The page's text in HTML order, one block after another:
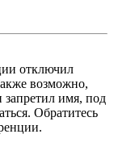
отключил
возможно,
запретил имя, под
Обратитесь